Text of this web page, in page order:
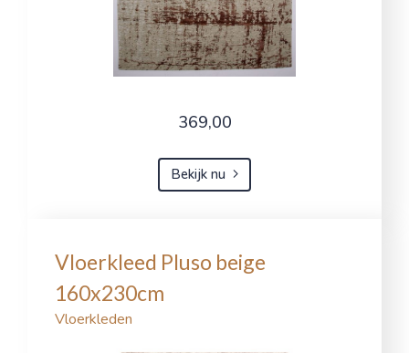
369,00
Bekijk nu
Vloerkleed Pluso beige
160x230cm
Vloerkleden